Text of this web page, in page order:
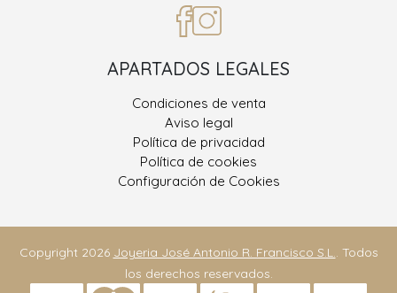
APARTADOS LEGALES
Condiciones de venta
Aviso legal
Política de privacidad
Política de cookies
Configuración de Cookies
Copyright 2026 Joyeria José Antonio R. Francisco S.L.. Todos
los derechos reservados.